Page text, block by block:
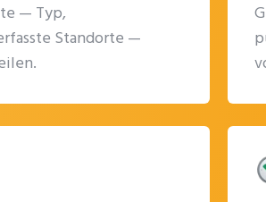
— Typ,
Standorte —